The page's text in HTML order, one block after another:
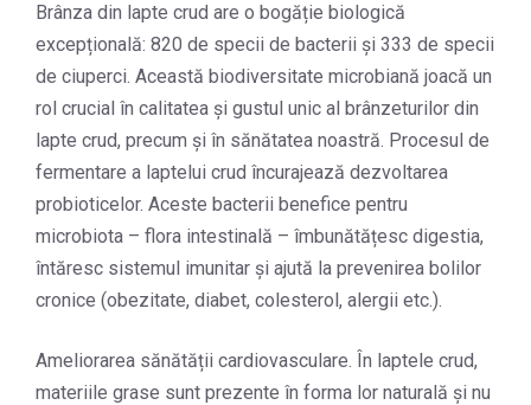
Brânza din lapte crud are o bogăție biologică
excepțională: 820 de specii de bacterii și 333 de specii
de ciuperci. Această biodiversitate microbiană joacă un
rol crucial în calitatea și gustul unic al brânzeturilor din
lapte crud, precum și în sănătatea noastră. Procesul de
fermentare a laptelui crud încurajează dezvoltarea
probioticelor. Aceste bacterii benefice pentru
microbiota – flora intestinală – îmbunătățesc digestia,
întăresc sistemul imunitar și ajută la prevenirea bolilor
cronice (obezitate, diabet, colesterol, alergii etc.).
Ameliorarea sănătății cardiovasculare. În laptele crud,
materiile grase sunt prezente în forma lor naturală și nu